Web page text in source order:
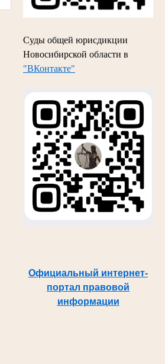
Суды общей юрисдикции
Новосибирской области в
"ВКонтакте"
Официальный интернет-
портал правовой
информации